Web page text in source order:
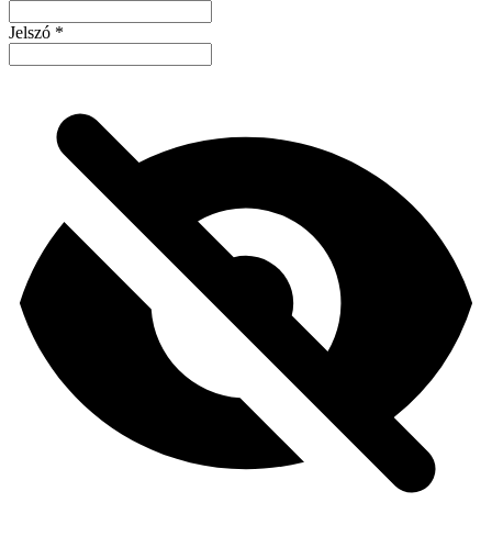
Jelszó *